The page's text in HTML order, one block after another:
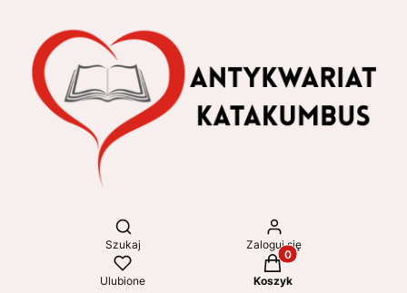
Otwórz wyszukiwarkę
Szukaj Zaloguj się
Ulubione
Produkty w koszyku:
Koszyk